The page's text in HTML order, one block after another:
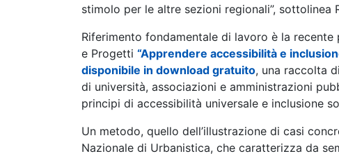
stimolo per le altre sezioni regionali”, sottolinea
Riferimento fondamentale di lavoro è la
e Progetti “Apprendere accessibilità e
disponibile in download gratuito, una raccolta
di università, associazioni e amministrazioni
principi di accessibilità universale e inclusione
Un metodo, quello dell’illustrazione di casi
Nazionale di Urbanistica, che caratterizza da